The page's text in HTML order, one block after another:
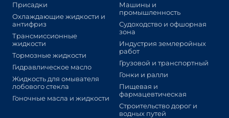
Присадки
Охлаждающие жидкости и
антифриз
Трансмиссионные
жидкости
Тормозные жидкости
Гидравлическое масло
Жидкость для омывателя
лобового стекла
Гоночные масла и жидкости
Машины и
промышленность
Судоходство и офшорная
зона
Индустрия землеройных
работ
Грузовой и транспортный
Гонки и ралли
Пищевая и
фармацевтическая
Строительство дорог и
водных путей